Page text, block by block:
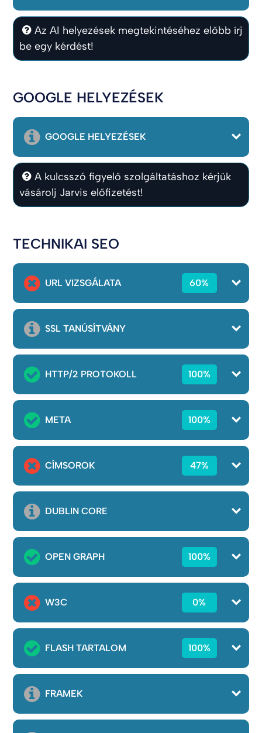
Az AI helyezések megtekintéséhez előbb írj
be egy kérdést!
GOOGLE HELYEZÉSEK
GOOGLE HELYEZÉSEK
A kulcsszó figyelő szolgáltatáshoz kérjük
vásárolj Jarvis előfizetést!
TECHNIKAI SEO
URL VIZSGÁLATA 60%
SSL TANÚSÍTVÁNY
HTTP/2 PROTOKOLL 100%
META 100%
CÍMSOROK 47%
DUBLIN CORE
OPEN GRAPH 100%
W3C 0%
FLASH TARTALOM 100%
FRAMEK